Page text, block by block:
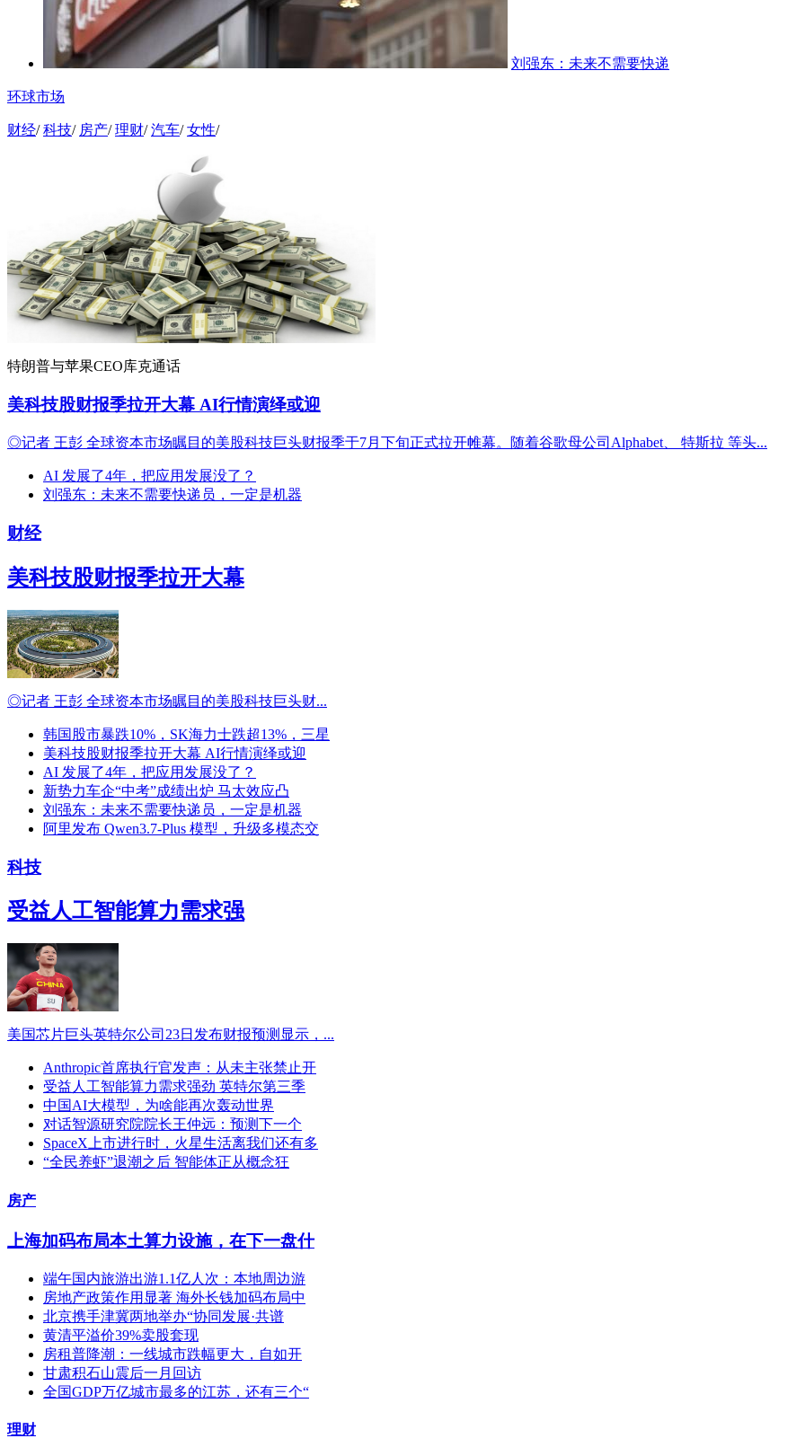
刘强东：未来不需要快递
环球市场
财经/ 科技/ 房产/ 理财/ 汽车/ 女性/
特朗普与苹果CEO库克通话
美科技股财报季拉开大幕 AI行情演绎或迎
◎记者 王彭 全球资本市场瞩目的美股科技巨头财报季于7月下旬正式拉开帷幕。随着谷歌母公司Alphabet、 特斯拉 等头...
AI 发展了4年，把应用发展没了？
刘强东：未来不需要快递员，一定是机器
财经
美科技股财报季拉开大幕
◎记者 王彭 全球资本市场瞩目的美股科技巨头财...
韩国股市暴跌10%，SK海力士跌超13%，三星
美科技股财报季拉开大幕 AI行情演绎或迎
AI 发展了4年，把应用发展没了？
新势力车企“中考”成绩出炉 马太效应凸
刘强东：未来不需要快递员，一定是机器
阿里发布 Qwen3.7-Plus 模型，升级多模态交
科技
受益人工智能算力需求强
美国芯片巨头英特尔公司23日发布财报预测显示，...
Anthropic首席执行官发声：从未主张禁止开
受益人工智能算力需求强劲 英特尔第三季
中国AI大模型，为啥能再次轰动世界
对话智源研究院院长王仲远：预测下一个
SpaceX上市进行时，火星生活离我们还有多
“全民养虾”退潮之后 智能体正从概念狂
房产
上海加码布局本土算力设施，在下一盘什
端午国内旅游出游1.1亿人次：本地周边游
房地产政策作用显著 海外长钱加码布局中
北京携手津冀两地举办“协同发展·共谱
黄清平溢价39%卖股套现
房租普降潮：一线城市跌幅更大，自如开
甘肃积石山震后一月回访
全国GDP万亿城市最多的江苏，还有三个“
理财